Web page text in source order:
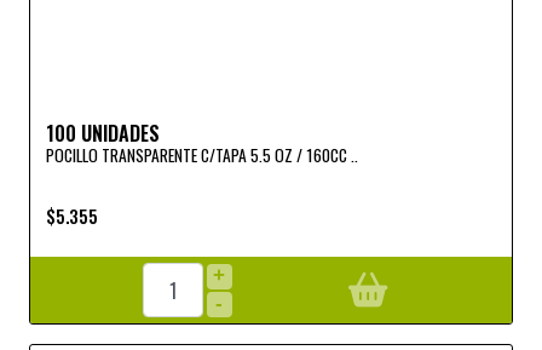
100 UNIDADES
POCILLO TRANSPARENTE C/TAPA 5.5 OZ / 160CC ..
$5.355
+
-